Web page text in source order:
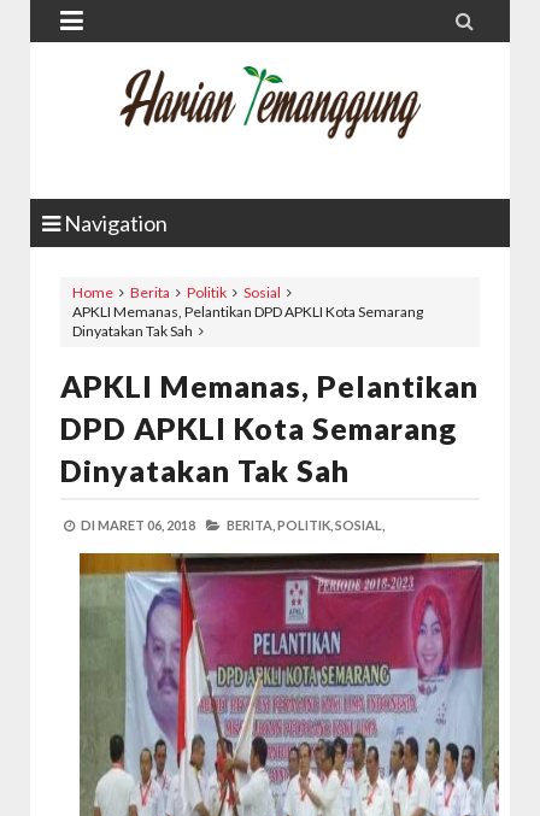
 
Navigation
Home Berita Politik
Sosial
APKLI Memanas, Pelantikan DPD APKLI Kota Semarang
Dinyatakan Tak Sah
APKLI Memanas, Pelantikan
DPD APKLI Kota Semarang
Dinyatakan Tak Sah
DI MARET 06, 2018 BERITA, POLITIK, SOSIAL,